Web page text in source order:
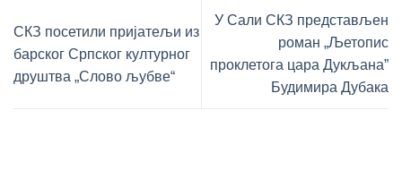
СКЗ посетили пријатељи из
барског Српског културног
друштва „Слово љубве“
У Сали СКЗ представљен
роман „Љетопис
проклетога цара Дукљана”
Будимира Дубака